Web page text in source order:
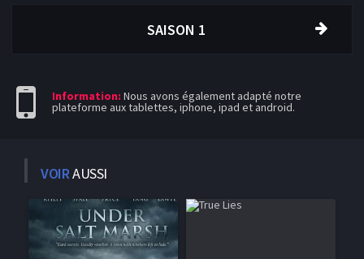
SAISON 1
Information: Nous avons également adapté notre
plateforme aux tablettes, iphone, ipad et android.
VOIRAUSSI